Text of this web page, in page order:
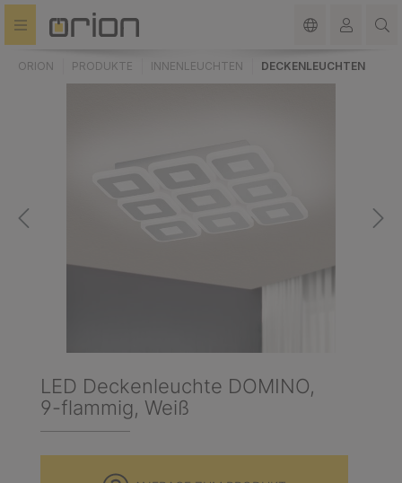
springen
ORION PRODUKTE INNENLEUCHTEN DECKENLEUCHTEN
LED Deckenleuchte DOMINO,
9-flammig, Weiß